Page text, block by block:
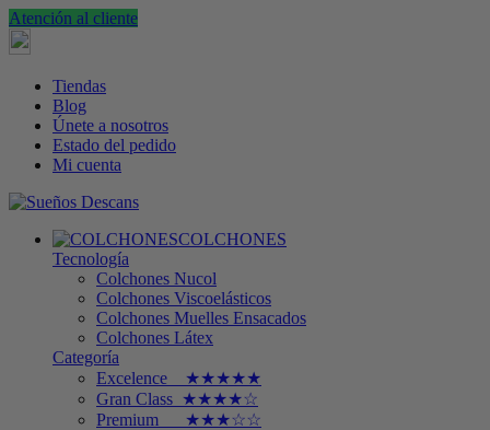
Atención al cliente
Tiendas
Blog
Únete a nosotros
Estado del pedido
Mi cuenta
COLCHONES
Tecnología
Colchones Nucol
Colchones Viscoelásticos
Colchones Muelles Ensacados
Colchones Látex
Categoría
Excelence ★★★★★
Gran Class ★★★★☆
Premium ★★★☆☆